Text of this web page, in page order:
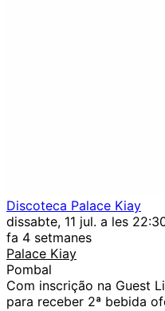
Discoteca Palace Kiay
dissabte, 11 jul. a les
fa 4 setmanes
Palace Kiay
Pombal
Com inscrição na Guest
para receber 2ª bebida